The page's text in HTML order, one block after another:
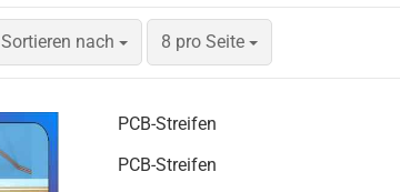
Spur Z
Spur TT fertig
Sortieren nach 8 pro Seite
PCB-Streifen
PCB-Streifen